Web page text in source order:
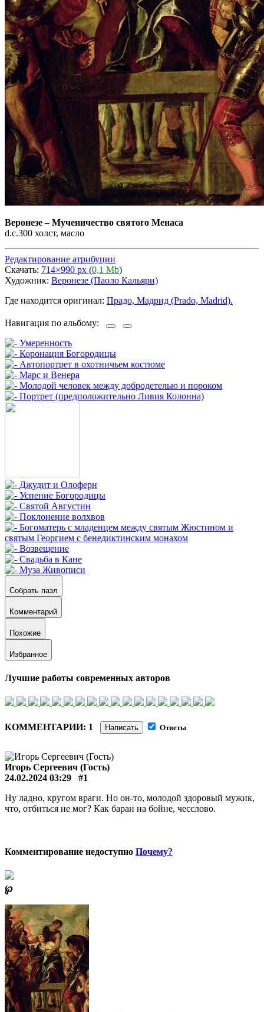
Веронезе–Мученичество святого Менаса
d.c.300 холст, масло
Редактирование атрибуции
Скачать: 714×990 px (0,1 Mb)
Художник: Веронезе (Паоло Кальяри)
Где находится оригинал: Прадо, Мадрид (Prado, Madrid).
Навигация по альбому:
Собрать пазл
Комментарий
Похожие
Избранное
Лучшие работы современных авторов
КОММЕНТАРИИ: 1 Написать Ответы
Игорь Сергеевич (Гость)
24.02.2024 03:29
#1
Ну ладно, кругом враги. Но он-то, молодой здоровый мужик,
что, отбиться не мог? Как баран на бойне, чесслово.
Комментирование недоступно Почему?
℘